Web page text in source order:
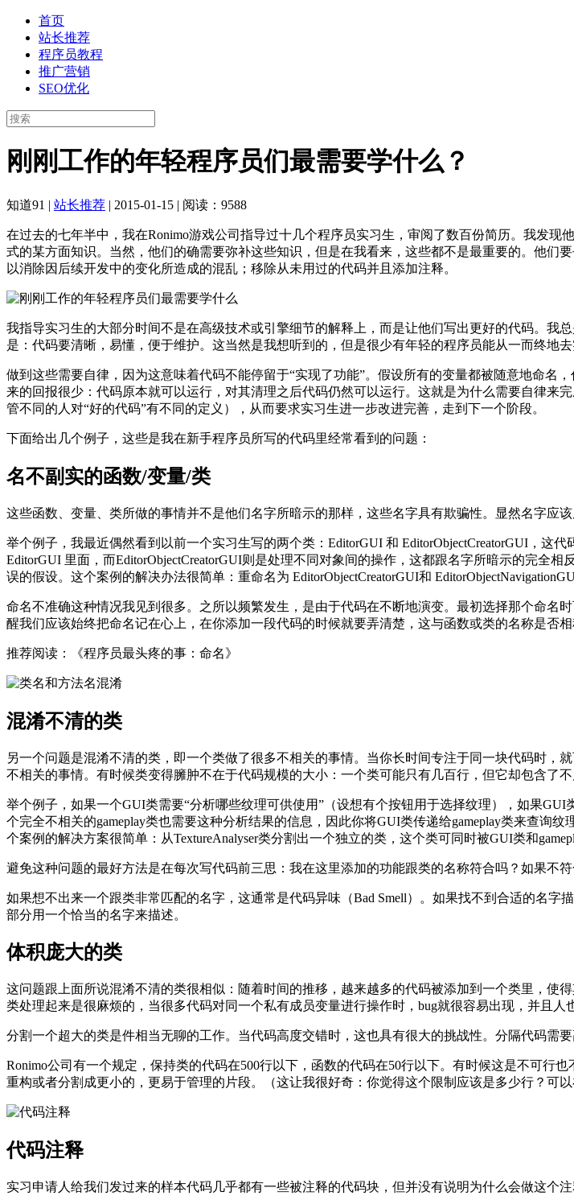
首页
站长推荐
程序员教程
推广营销
SEO优化
刚刚工作的年轻程序员们最需要学什么？
知道91 | 站长推荐 | 2015-01-15 | 阅读：9588
在过去的七年半中，我在Ronimo游戏公司指导过十几个程序员实习生，审阅了数百份简历。我发
式的某方面知识。当然，他们的确需要弥补这些知识，但是在我看来，这些都不是最重要的。他
以消除因后续开发中的变化所造成的混乱；移除从未用过的代码并且添加注释。
我指导实习生的大部分时间不是在高级技术或引擎细节的解释上，而是让他们写出更好的代码。我
是：代码要清晰，易懂，便于维护。这当然是我想听到的，但是很少有年轻的程序员能从一而终地去
做到这些需要自律，因为这意味着代码不能停留于“实现了功能”。假设所有的变量都被随意地命名
来的回报很少：代码原本就可以运行，对其清理之后代码仍然可以运行。这就是为什么需要自律来
管不同的人对“好的代码”有不同的定义），从而要求实习生进一步改进完善，走到下一个阶段。
下面给出几个例子，这些是我在新手程序员所写的代码里经常看到的问题：
名不副实的函数/变量/类
这些函数、变量、类所做的事情并不是他们名字所暗示的那样，这些名字具有欺骗性。显然名字应
举个例子，我最近偶然看到以前一个实习生写的两个类：EditorGUI 和 EditorObjectCreatorGUI，这
EditorGUI 里面，而EditorObjectCreatorGUI则是处理不同对象间的操作，这都跟名字所暗示的完全
误的假设。这个案例的解决办法很简单：重命名为 EditorObjectCreatorGUI和
命名不准确这种情况我见到很多。之所以频繁发生，是由于代码在不断地演变。最初选择那个命名
醒我们应该始终把命名记在心上，在你添加一段代码的时候就要弄清楚，这与函数或类的名称是否相
推荐阅读：《程序员最头疼的事：命名》
混淆不清的类
另一个问题是混淆不清的类，即一个类做了很多不相关的事情。当你长时间专注于同一块代码时
不相关的事情。有时候类变得臃肿不在于代码规模的大小：一个类可能只有几百行，但它却包含了不
举个例子，如果一个GUI类需要“分析哪些纹理可供使用”（设想有个按钮用于选择纹理），如果
个完全不相关的gameplay类也需要这种分析结果的信息，因此你将GUI类传递给gameplay类来查询
个案例的解决方案很简单：从TextureAnalyser类分割出一个独立的类，这个类可同时被GUI类和
避免这种问题的最好方法是在每次写代码前三思：我在这里添加的功能跟类的名称符合吗？如果不
如果想不出来一个跟类非常匹配的名字，这通常是代码异味（Bad Smell）。如果找不到合适的名
部分用一个恰当的名字来描述。
体积庞大的类
这问题跟上面所说混淆不清的类很相似：随着时间的推移，越来越多的代码被添加到一个类里，使
类处理起来是很麻烦的，当很多代码对同一个私有成员变量进行操作时，bug就很容易出现，并且人
分割一个超大的类是件相当无聊的工作。当代码高度交错时，这也具有很大的挑战性。分隔代码需
Ronimo公司有一个规定，保持类的代码在500行以下，函数的代码在50行以下。有时候这是不可行
重构或者分割成更小的，更易于管理的片段。（这让我很好奇：你觉得这个限制应该是多少行？可以
代码注释
实习申请人给我们发过来的样本代码几乎都有一些被注释的代码块，但并没有说明为什么会做这